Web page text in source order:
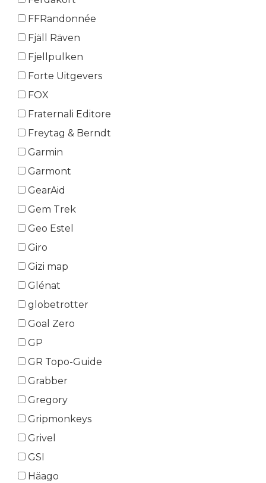
FFRandonnée
Fjäll Räven
Fjellpulken
Forte Uitgevers
FOX
Fraternali Editore
Freytag & Berndt
Garmin
Garmont
GearAid
Gem Trek
Geo Estel
Giro
Gizi map
Glénat
globetrotter
Goal Zero
GP
GR Topo-Guide
Grabber
Gregory
Gripmonkeys
Grivel
GSI
Häago